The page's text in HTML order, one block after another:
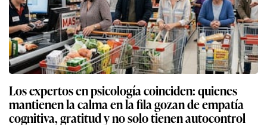
Los expertos en psicología coinciden: quienes
mantienen la calma en la fila gozan de empatía
cognitiva, gratitud y no solo tienen autocontrol